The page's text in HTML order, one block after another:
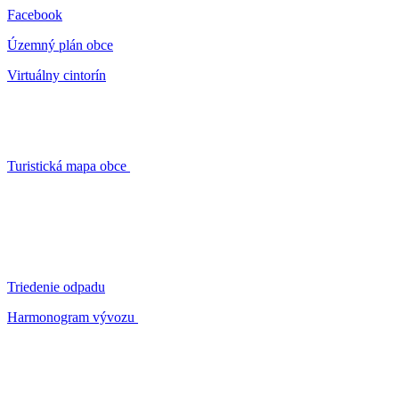
Facebook
Územný plán obce
Virtuálny cintorín
Turistická mapa obce
Triedenie odpadu
Harmonogram vývozu